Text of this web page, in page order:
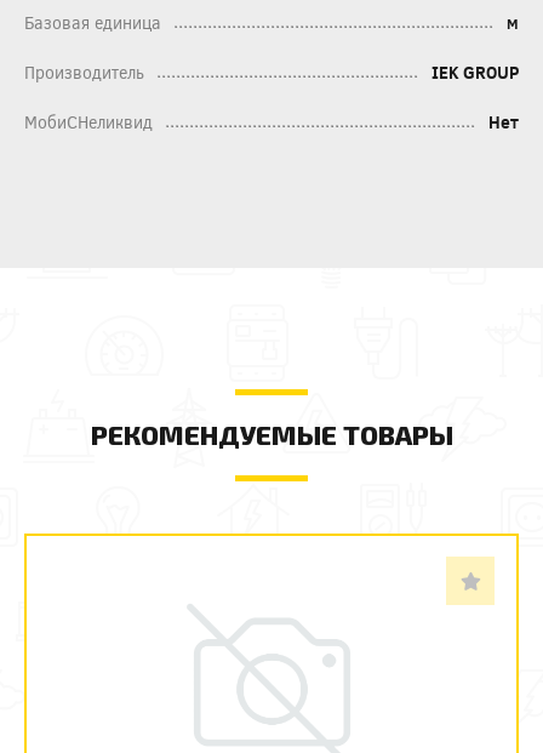
Базовая единица м
Производитель IEK GROUP
МобиСНеликвид Нет
РЕКОМЕНДУЕМЫЕ ТОВАРЫ